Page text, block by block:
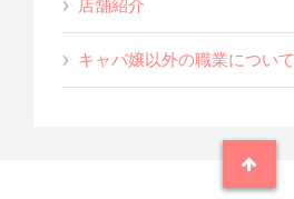
店舗紹介
キャバ嬢以外の職業について